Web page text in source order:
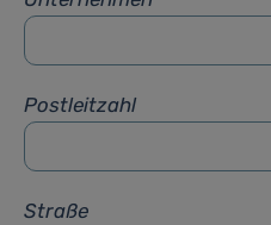
Postleitzahl
Straße